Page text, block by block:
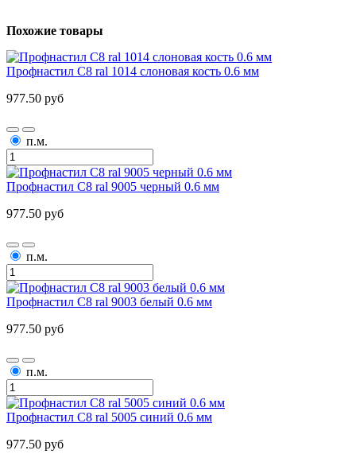
Похожие товары
Профнастил С8 ral 1014 слоновая кость 0.6 мм
977.50 руб
п.м.
Профнастил С8 ral 9005 черный 0.6 мм
977.50 руб
п.м.
Профнастил С8 ral 9003 белый 0.6 мм
977.50 руб
п.м.
Профнастил С8 ral 5005 синий 0.6 мм
977.50 руб